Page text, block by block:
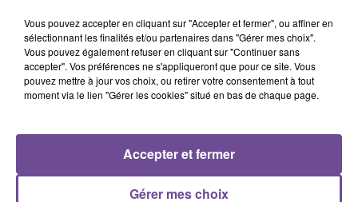
Référence de l’offre Pôle Emploi : 136NWQC
RADIO ACTUS
Vous pouvez accepter en cliquant sur "Accepter et fermer", ou affiner en
sélectionnant les finalités et/ou partenaires dans "Gérer mes choix".
Vous pouvez également refuser en cliquant sur "Continuer sans
accepter". Vos préférences ne s'appliqueront que pour ce site. Vous
pouvez mettre à jour vos choix, ou retirer votre consentement à tout
moment via le lien "Gérer les cookies" situé en bas de chaque page.
Gérer mes choix
Accepter et fermer